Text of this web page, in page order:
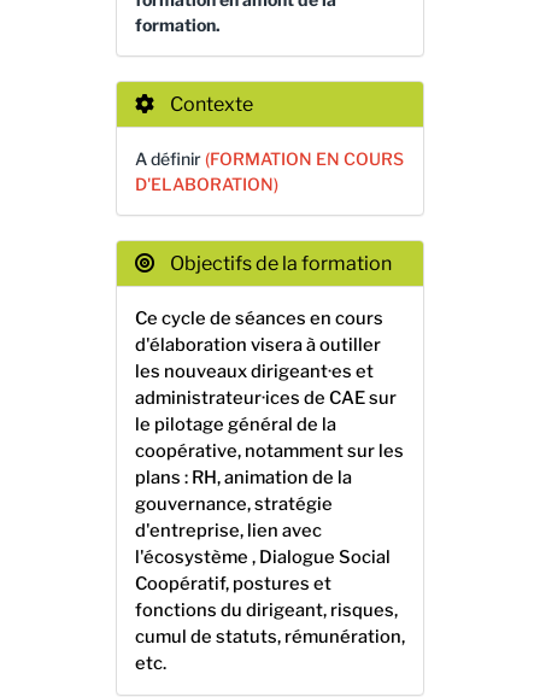
formation.
Contexte
A définir (FORMATION EN COURS
D'ELABORATION)
Objectifs de la formation
Ce cycle de séances en cours
d'élaboration visera à outiller
les nouveaux dirigeant·es et
administrateur·ices de CAE sur
le pilotage général de la
coopérative, notamment sur les
plans : RH, animation de la
gouvernance, stratégie
d'entreprise, lien avec
l'écosystème , Dialogue Social
Coopératif, postures et
fonctions du dirigeant, risques,
cumul de statuts, rémunération,
etc.